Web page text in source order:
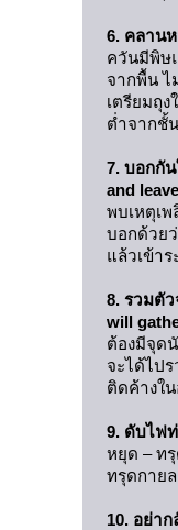
6. คลาน
ควันมีพิษ
จากพื้น ไ
เตรียมถุ
ต่ำจากชั้
7. บอกกั
and
พบเหตุเพ
บอกด้วย
แล้วเข้า
8. รวมตั
will
ต้องมีจุด
จะได้ไป
ติดค้างใ
9. ดับไฟ
หยุด – ท
ทรุดกาย
10. อย่า